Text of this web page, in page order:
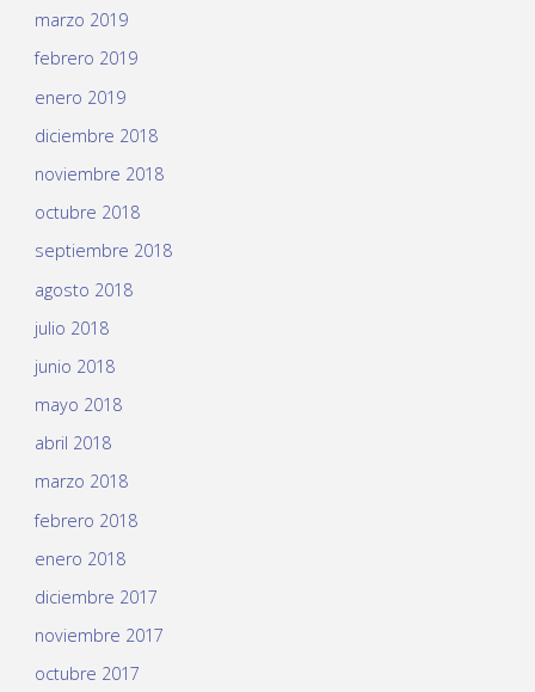
marzo 2019
febrero 2019
enero 2019
diciembre 2018
noviembre 2018
octubre 2018
septiembre 2018
agosto 2018
julio 2018
junio 2018
mayo 2018
abril 2018
marzo 2018
febrero 2018
enero 2018
diciembre 2017
noviembre 2017
octubre 2017